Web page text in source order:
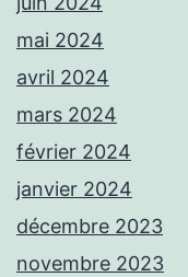
mai 2024
avril 2024
mars 2024
février 2024
janvier 2024
décembre 2023
novembre 2023